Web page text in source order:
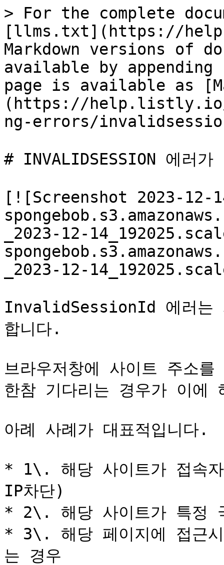
> For the complete
[llms.txt](https://
Markdown versions of
available by
page is available as
(https://help.listly.io/
ng-errors/
# INVALIDSESSION 에러가
[![Screenshot 2023-
_2023-12-
_2023-12-
InvalidSessionId 에러는
합니다.
브라우저창에 사이트 주소
한참 기다리는 경우가 이에
아례 사례가 대표적입니다.
* 1\. 해당 사이트가 접속
IP차단)
* 2\. 해당 사이트가 특정
* 3\. 해당 페이지에 접근
는 경우